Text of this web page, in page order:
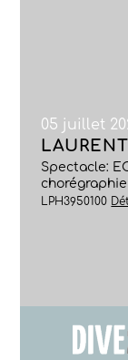
05 juillet
Spectacle:
chorégraphie
LPH3950100